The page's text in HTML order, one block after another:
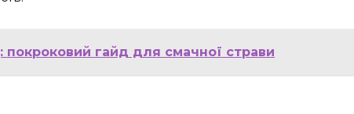
гайд для смачної страви